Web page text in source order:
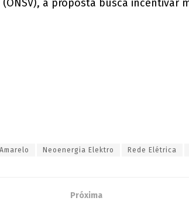
a proposta busca incentivar
Neoenergia Elektro Rede Elétrica
Próxima